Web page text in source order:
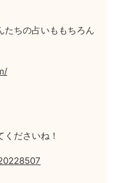
たちの占いももちろん
ださいね！